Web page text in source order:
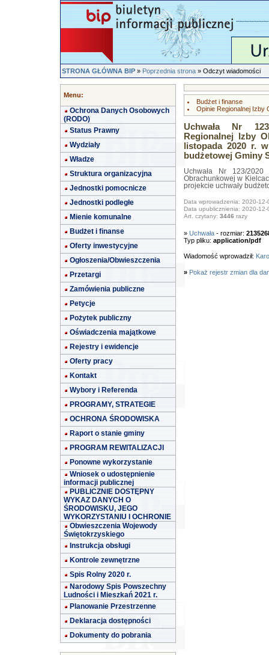
STRONA GŁÓWNA BIP»Poprzednia strona» Odczyt wiadomości
Menu:
Ochrona Danych Osobowych
(RODO)
Status Prawny
Wydziały
Władze
Struktura organizacyjna
Jednostki pomocnicze
Jednostki podległe
Mienie komunalne
Budżet i finanse
Oferty inwestycyjne
Ogłoszenia/Obwieszczenia
Przetargi
Zamówienia publiczne
Petycje
Pożytek publiczny
Oświadczenia majątkowe
Rejestry i ewidencje
Oferty pracy
Kontakt
Wybory i Referenda
PROGRAMY, STRATEGIE
OCHRONA ŚRODOWISKA
Raport o stanie gminy
PROGRAM REWITALIZACJI
Ponowne wykorzystanie
Wniosek o udostępnienie
informacji publicznej
PUBLICZNIE DOSTĘPNY
WYKAZ DANYCH O
ŚRODOWISKU, JEGO
WYKORZYSTANIU I OCHRONIE
Obwieszczenia Wojewody
Świętokrzyskiego
Instrukcja obsługi
Kontrole zewnętrzne
Spis Rolny 2020 r.
Narodowy Spis Powszechny
Ludności i Mieszkań 2021 r.
Planowanie Przestrzenne
Deklaracja dostępności
Dokumenty do pobrania
Budżet i finanse
Opinie Regionalnej Izby
Uchwała Nr
Regionalnej Izby
listopada 2020 r.
budżetowej Gminy
Uchwała Nr 123/
Obrachunkowej w
projekcie uchwały
Data wprowadzenia: 2020-12-
Data upublicznienia: 2020-12-
Art. czytany: 3446 razy
» Uchwała- rozmiar:
Typ pliku: application/pdf
Wiadomość wprowadził:
» Pokaż rejestr zmian dla